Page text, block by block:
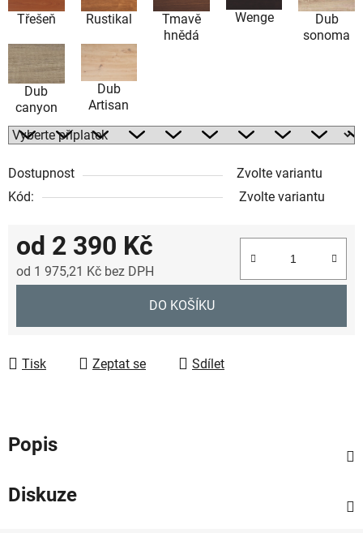
Třešeň Rustikal
Tmavě
hnědá
Wenge
Dub
sonoma
Dub
canyon
Dub
Artisan
Dostupnost
Zvolte variantu
Kód:
Zvolte variantu
od 2 390 Kč
od 1 975,21 Kč bez DPH
DO KOŠÍKU
Tisk Zeptat se Sdílet
Popis
Diskuze